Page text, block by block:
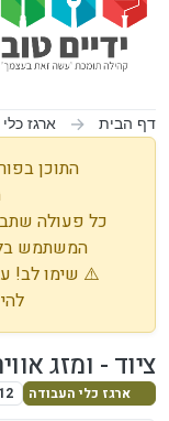
דף הבית ארגז
התוכן
כל פעולה
המשתמש
⚠️ שימו לב!
ציוד - ומזג
ארגז כלי העבודה 12